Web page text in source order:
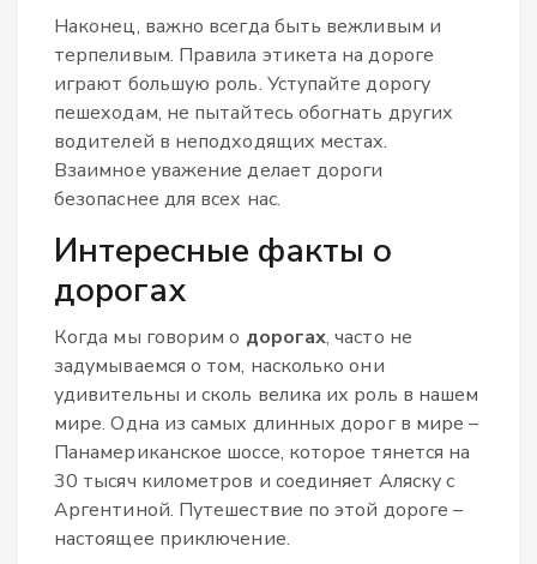
Наконец, важно всегда быть вежливым и
терпеливым. Правила этикета на дороге
играют большую роль. Уступайте дорогу
пешеходам, не пытайтесь обогнать других
водителей в неподходящих местах.
Взаимное уважение делает дороги
безопаснее для всех нас.
Интересные факты о
дорогах
Когда мы говорим о дорогах, часто не
задумываемся о том, насколько они
удивительны и сколь велика их роль в нашем
мире. Одна из самых длинных дорог в мире –
Панамериканское шоссе, которое тянется на
30 тысяч километров и соединяет Аляску с
Аргентиной. Путешествие по этой дороге –
настоящее приключение.